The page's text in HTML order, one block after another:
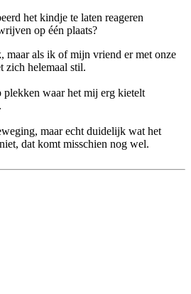
het kindje te laten reageren
op één plaats?
maar als ik of mijn vriend er met onze
zich helemaal stil.
waar het mij erg kietelt
maar echt duidelijk wat het
dat komt misschien nog wel.